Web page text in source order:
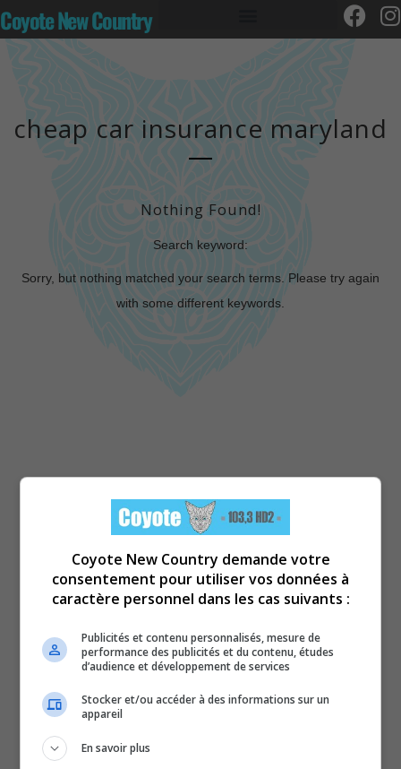
Coyote New Country
cheap car insurance maryland
Nothing Found!
Search keyword:
Sorry, but nothing matched your search terms. Please try again
with some different keywords.
Coyote New Country demande votre
consentement pour utiliser vos données à
caractère personnel dans les cas suivants :
Publicités et contenu personnalisés, mesure de
performance des publicités et du contenu, études
d’audience et développement de services
Stocker et/ou accéder à des informations sur un
appareil
En savoir plus